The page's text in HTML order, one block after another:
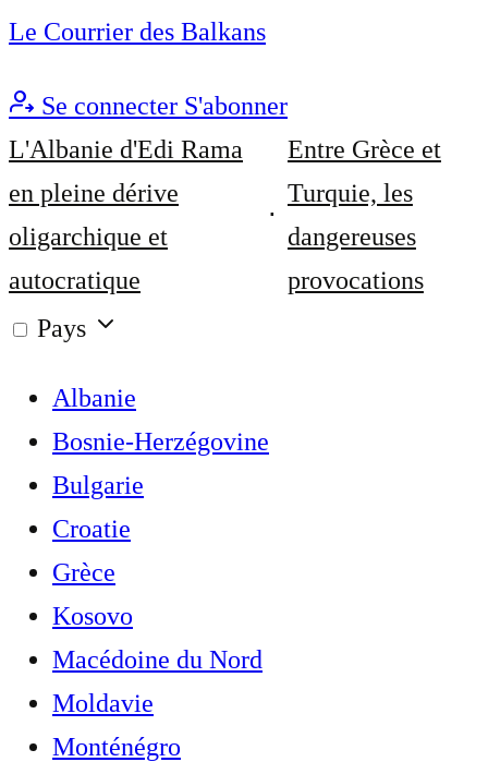
Le Courrier des Balkans
Se connecter S'abonner
L'Albanie d'Edi Rama
en pleine dérive
oligarchique et
autocratique
Entre Grèce et
Turquie, les
dangereuses
provocations
Pays
Albanie
Bosnie-Herzégovine
Bulgarie
Croatie
Grèce
Kosovo
Macédoine du Nord
Moldavie
Monténégro